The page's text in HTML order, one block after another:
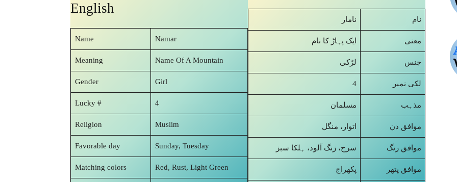
English
Name Namar
Meaning Name Of A Mountain
Gender Girl
Lucky # 4
Religion Muslim
Favorable day Sunday, Tuesday
Matching colors Red, Rust, Light Green
نامار نام
ایک پہاڑ کا نام معنی
لڑکی جنس
4 لکی نمبر
مسلمان مذہب
اتوار، منگل موافق دن
سرخ، زنگ آلود، ہلکا سبز موافق رنگ
پکھراج موافق پتھر